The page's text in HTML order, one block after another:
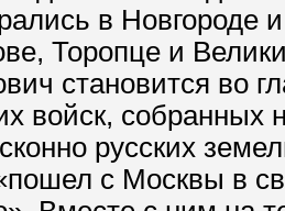
в Новгороде
Торопце и
становится во
войск,
русских
с Москвы в